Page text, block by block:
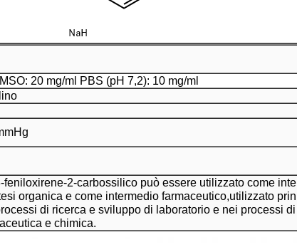
20 mg/ml PBS (pH 7,2): 10 mg/ml
feniloxirene-2-carbossilico può essere utilizzato come inte
organica e come intermedio farmaceutico,utilizzato prin
di ricerca e sviluppo di laboratorio e nei processi di
e chimica.